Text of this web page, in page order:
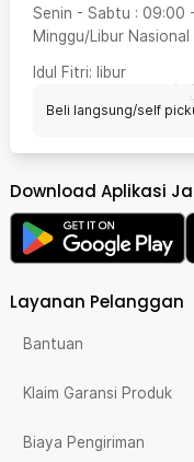
Senin - Sabtu : 09:00 -
Minggu/Libur Nasional
Idul Fitri: libur
Beli langsung/self
Download Aplikasi
Layanan Pelanggan
Bantuan
Klaim Garansi Produk
Biaya Pengiriman